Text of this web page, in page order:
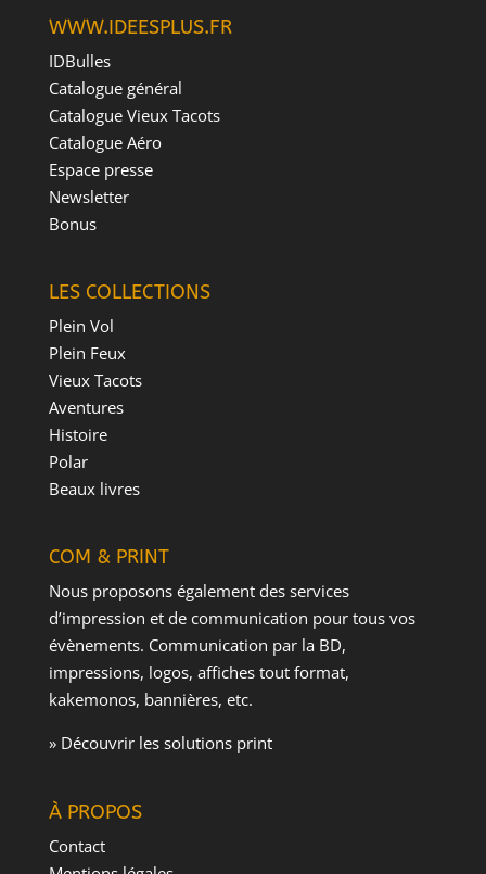
WWW.IDEESPLUS.FR
IDBulles
Catalogue général
Catalogue Vieux Tacots
Catalogue Aéro
Espace presse
Newsletter
Bonus
LES COLLECTIONS
Plein Vol
Plein Feux
Vieux Tacots
Aventures
Histoire
Polar
Beaux livres
COM & PRINT
Nous proposons également des services
d’impression et de communication pour tous vos
évènements. Communication par la BD,
impressions, logos, affiches tout format,
kakemonos, bannières, etc.
» Découvrir les solutions print
À PROPOS
Contact